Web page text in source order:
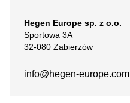
Hegen Europe sp. z o.o.
Sportowa 3A
32-080 Zabierzów
info@hegen-europe.com